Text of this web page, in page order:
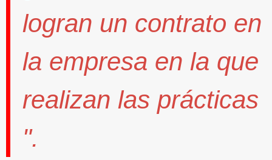
logran un contrato en
la empresa en la que
realizan las prácticas
".